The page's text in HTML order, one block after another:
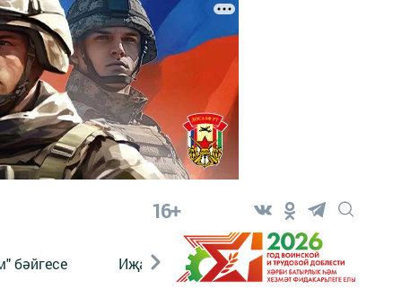
16+
бәйгесе Иҗат Реклама Онлайн